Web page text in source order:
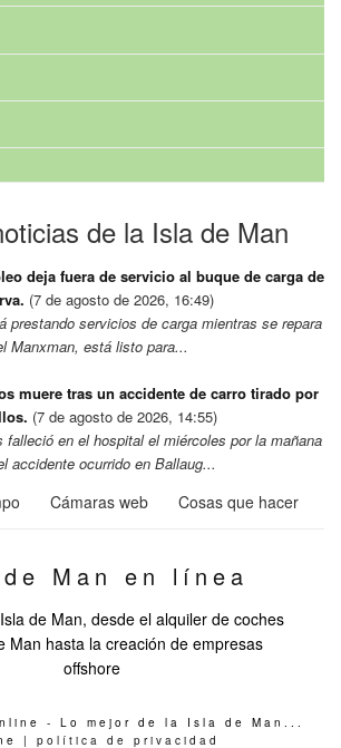
de la Isla de Man
deja fuera de servicio al buque de carga de
(7 de agosto de 2026, 16:49)
prestando servicios de carga mientras se repara
Manxman, está listo para...
muere tras un accidente de carro tirado por
(7 de agosto de 2026, 14:55)
falleció en el hospital el miércoles por la mañana
accidente ocurrido en Ballaug...
Cámaras web Cosas que hacer
Man en línea
de Man, desde el alquiler de coches
Man hasta la creación de empresas
offshore
- Lo mejor de la Isla de Man...
| política de privacidad